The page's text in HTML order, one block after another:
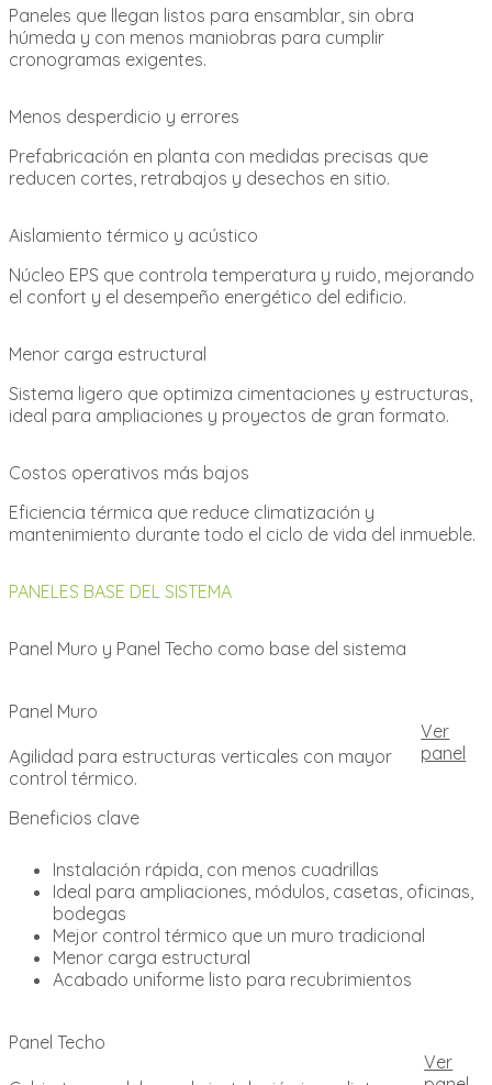
Paneles que llegan listos para ensamblar, sin obra
húmeda y con menos maniobras para cumplir
cronogramas exigentes.
Menos desperdicio y errores
Prefabricación en planta con medidas precisas que
reducen cortes, retrabajos y desechos en sitio.
Aislamiento térmico y acústico
Núcleo EPS que controla temperatura y ruido, mejorando
el confort y el desempeño energético del edificio.
Menor carga estructural
Sistema ligero que optimiza cimentaciones y estructuras,
ideal para ampliaciones y proyectos de gran formato.
Costos operativos más bajos
Eficiencia térmica que reduce climatización y
mantenimiento durante todo el ciclo de vida del inmueble.
PANELES BASE DEL SISTEMA
Panel Muro y Panel Techo como base del sistema
Panel Muro
Agilidad para estructuras verticales con mayor
control térmico.
Ver
panel
Beneficios clave
Instalación rápida, con menos cuadrillas
Ideal para ampliaciones, módulos, casetas, oficinas,
bodegas
Mejor control térmico que un muro tradicional
Menor carga estructural
Acabado uniforme listo para recubrimientos
Panel Techo
Ver